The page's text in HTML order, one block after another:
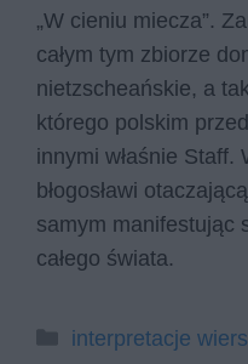
„W cieniu miecza”.
całym tym zbiorze
nietzscheańskie, a
którego polskim
innymi właśnie Staff.
błogosławi
samym manifestując
całego świata.
Kategorie
interpretacje